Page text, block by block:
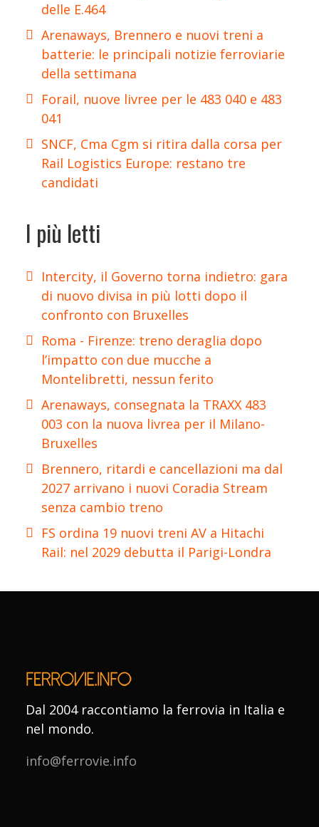
delle E.464
Arenaways, Brennero e nuovi treni a
batterie: le principali notizie ferroviarie
della settimana
Forail, nuove livree per le 483 040 e 483
041
SNCF, Cma Cgm si ritira dalla corsa per
Rail Logistics Europe: restano tre
candidati
I più letti
Intercity, il Governo torna indietro: gara
di nuovo divisa in più lotti dopo il
confronto con Bruxelles
Roma - Firenze: treno deraglia dopo
l’impatto con due mucche a
Montelibretti, nessun ferito
Arenaways, consegnata la TRAXX 483
003 con la nuova livrea per il Milano-
Bruxelles
Brennero, ritardi e cancellazioni ma dal
2027 arrivano i nuovi Coradia Stream
senza cambio treno
FS ordina 19 nuovi treni AV a Hitachi
Rail: nel 2029 debutta il Parigi-Londra
Dal 2004 raccontiamo la ferrovia in Italia e
nel mondo.
info@ferrovie.info